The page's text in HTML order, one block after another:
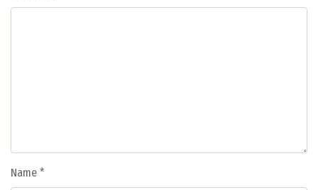
Name *